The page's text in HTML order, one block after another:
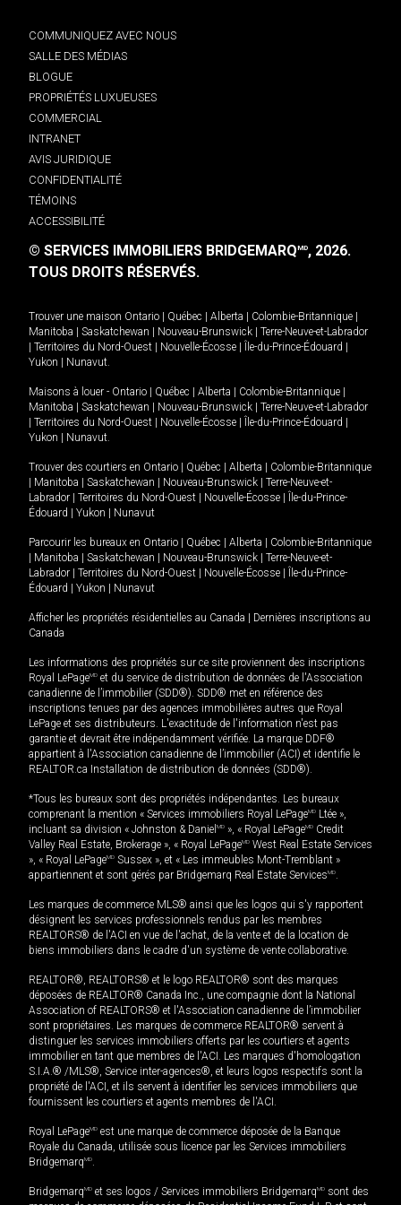
COMMUNIQUEZ AVEC NOUS
SALLE DES MÉDIAS
BLOGUE
PROPRIÉTÉS LUXUEUSES
COMMERCIAL
INTRANET
AVIS JURIDIQUE
CONFIDENTIALITÉ
TÉMOINS
ACCESSIBILITÉ
© SERVICES IMMOBILIERS BRIDGEMARQMD, 2026.
TOUS DROITS RÉSERVÉS.
Trouver une maison Ontario Québec Alberta Colombie-Britannique
Manitoba
Saskatchewan Nouveau-Brunswick
Terre-Neuve-et-Labrador
Territoires du Nord-Ouest Nouvelle-Écosse Île-du-Prince-Édouard
Yukon
Nunavut.
Maisons à louer - Ontario Québec Alberta Colombie-Britannique
Manitoba
Saskatchewan Nouveau-Brunswick
Terre-Neuve-et-Labrador
Territoires du Nord-Ouest Nouvelle-Écosse Île-du-Prince-Édouard
Yukon
Nunavut.
Trouver des courtiers en Ontario Québec Alberta
Colombie-Britannique
Manitoba Saskatchewan Nouveau-Brunswick
Terre-Neuve-et-
Labrador
Territoires du Nord-Ouest Nouvelle-Écosse
Île-du-Prince-
Édouard
Yukon Nunavut
Parcourir les bureaux en Ontario Québec Alberta
Colombie-Britannique
Manitoba Saskatchewan Nouveau-Brunswick
Terre-Neuve-et-
Labrador
Territoires du Nord-Ouest Nouvelle-Écosse
Île-du-Prince-
Édouard
Yukon Nunavut
Afficher les propriétés résidentielles au Canada
Dernières inscriptions au
Canada
Les informations des propriétés sur ce site proviennent des inscriptions
Royal LePageMD et du service de distribution de données de l'Association
canadienne de l’immobilier (SDD®). SDD® met en référence des
inscriptions tenues par des agences immobilières autres que Royal
LePage et ses distributeurs. L'exactitude de l'information n'est pas
garantie et devrait être indépendamment vérifiée. La marque DDF®
appartient à l'Association canadienne de l’immobilier (ACI) et identifie le
REALTOR.ca Installation de distribution de données (SDD®).
*Tous les bureaux sont des propriétés indépendantes. Les bureaux
comprenant la mention « Services immobiliers Royal LePageMD Ltée »,
incluant sa division « Johnston & Daniel MD », « Royal LePageMD Credit
Valley Real Estate, Brokerage », « Royal LePageMD West Real Estate Services
», « Royal LePageMD Sussex », et « Les immeubles Mont-Tremblant »
appartiennent et sont gérés par Bridgemarq Real Estate ServicesMD.
Les marques de commerce MLS® ainsi que les logos qui s'y rapportent
désignent les services professionnels rendus par les membres
REALTORS® de l'ACI en vue de l'achat, de la vente et de la location de
biens immobiliers dans le cadre d'un système de vente collaborative.
REALTOR®, REALTORS® et le logo REALTOR® sont des marques
déposées de REALTOR® Canada Inc., une compagnie dont la National
Association of REALTORS® et l'Association canadienne de l’immobilier
sont propriétaires. Les marques de commerce REALTOR® servent à
distinguer les services immobiliers offerts par les courtiers et agents
immobilier en tant que membres de l'ACI. Les marques d'homologation
S.I.A.® /MLS®, Service inter-agences®, et leurs logos respectifs sont la
propriété de l'ACI, et ils servent à identifier les services immobiliers que
fournissent les courtiers et agents membres de l'ACI.
Royal LePageMD est une marque de commerce déposée de la Banque
Royale du Canada, utilisée sous licence par les Services immobiliers
BridgemarqMD.
BridgemarqMD et ses logos / Services immobiliers BridgemarqMD sont des